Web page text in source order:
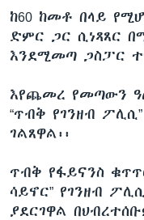
ከ60 ከመቶ በላይ
ድምር ጋር ሲነጻጸር
እንደሚመጣ ጋስፓር
እየጨመረ የመጣውን
“ጥብቅ የገንዘብ
ገልጸዋል፡፡
ጥብቅ የፋይናንስ
ሳይኖር” የገንዘብ
ያደርገዋል